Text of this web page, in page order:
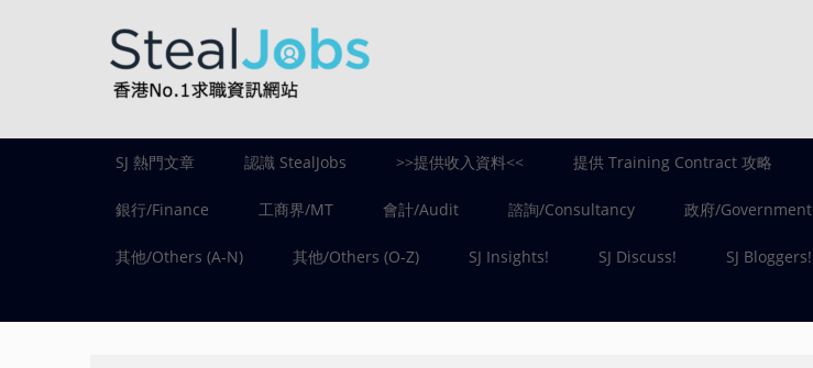
SJ 熱門文章 認識 StealJobs >>提供收入資料<< 提供 Training Contract 攻略
銀行/Finance 工商界/MT 會計/Audit 諮詢/Consultancy 政府/Government
其他/Others (A-N) 其他/Others (O-Z) SJ Insights! SJ Discuss! SJ Bloggers!